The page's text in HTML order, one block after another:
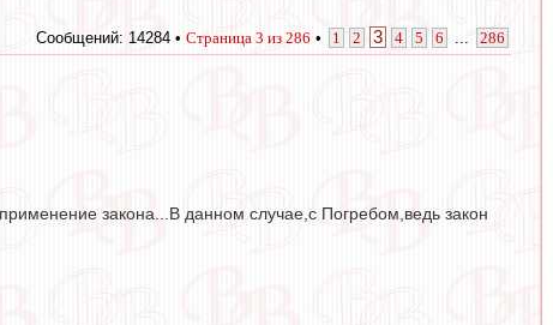
Сообщений: 14284 • Страница 3 из 286 • 1 2 3 4 5 6 286
закона...В данном случае,с Погребом,ведь закон